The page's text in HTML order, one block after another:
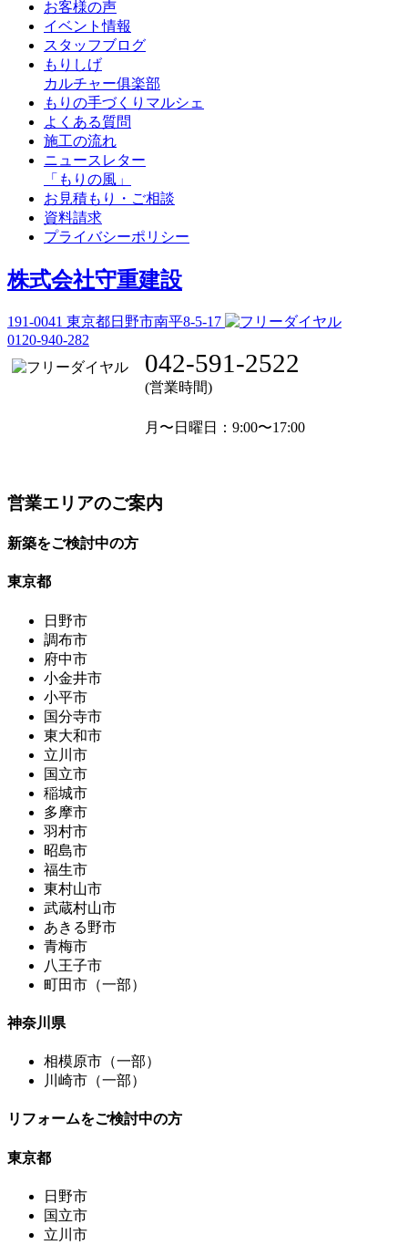
お客様の声
イベント情報
スタッフブログ
もりしげ
カルチャー俱楽部
もりの手づくりマルシェ
よくある質問
施工の流れ
ニュースレター
「もりの風」
お見積もり・ご相談
資料請求
プライバシーポリシー
株式会社守重建設
191-0041 東京都日野市南平8-5-17
0120-940-282
042-591-2522
(営業時間)
月〜日曜日 ：9:00〜17:00
営業エリアのご案内
新築をご検討中の方
東京都
日野市
調布市
府中市
小金井市
小平市
国分寺市
東大和市
立川市
国立市
稲城市
多摩市
羽村市
昭島市
福生市
東村山市
武蔵村山市
あきる野市
青梅市
八王子市
町田市（一部）
神奈川県
相模原市（一部）
川崎市（一部）
リフォームをご検討中の方
東京都
日野市
国立市
立川市